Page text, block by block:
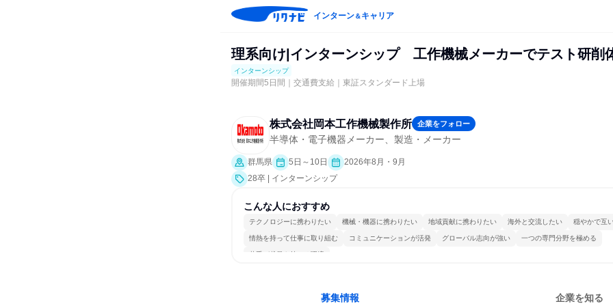
インターン＆キャリア
理系向け|インターンシップ 工作機械メーカーでテスト研削
インターンシップ
開催期間5日間｜交通費支給｜東証スタンダード上場
株式会社岡本工作機械製作所 企業をフォロー
半導体・電子機器メーカー、製造・メーカー
群馬県 5日～10日
2026年8月・9月
28卒 | インターンシップ
こんな人におすすめ
テクノロジーに携わりたい 機械・機器に携わりたい 地域貢献に携わりたい 海外と交流したい 穏やかで互
情熱を持って仕事に取り組む コミュニケーションが活発 グローバル志向が強い 一つの専門分野を極める
若手が裁量を持てる環境
募集情報 企業を知る